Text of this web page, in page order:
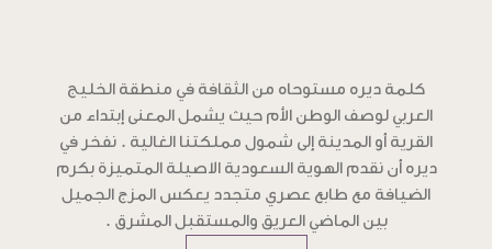
كلمة ديره مستوحاه من الثقافة في منطقة الخليج
العربي لوصف الوطن الأم حيث يشمل المعنى إبتداء من
القرية أو المدينة إلى شمول مملكتنا الغالية . نفخر في
ديره أن نقدم الهوية السعودية الاصيلة المتميزة بكرم
الضيافة مع طابع عصري متجدد يعكس المزج الجميل
بين الماضي العريق والمستقبل المشرق .